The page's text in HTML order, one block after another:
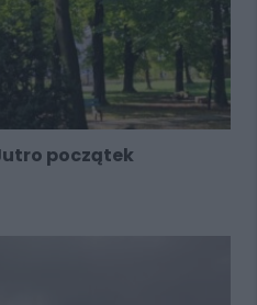
początek